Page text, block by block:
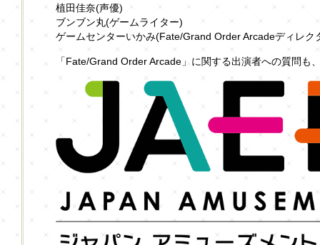
植田佳奈(声優)
ブンブン丸(ゲームライター)
ゲームセンターいかみ(Fate/Grand Order Arcadeディレク
「Fate/Grand Order Arcade」に関する出演者への質問も